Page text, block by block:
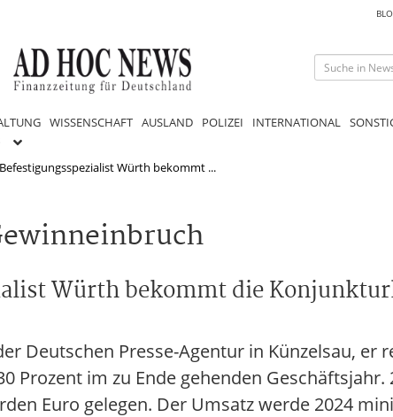
WISSENSCHAFT AUSLAND POLIZEI INTERNATIONAL
Würth bekommt ...
Würth bekommt die
Deutschen Presse-Agentur in Künzelsau, er
Prozent im zu Ende gehenden Geschäftsjahr.
Euro gelegen. Der Umsatz werde 2024